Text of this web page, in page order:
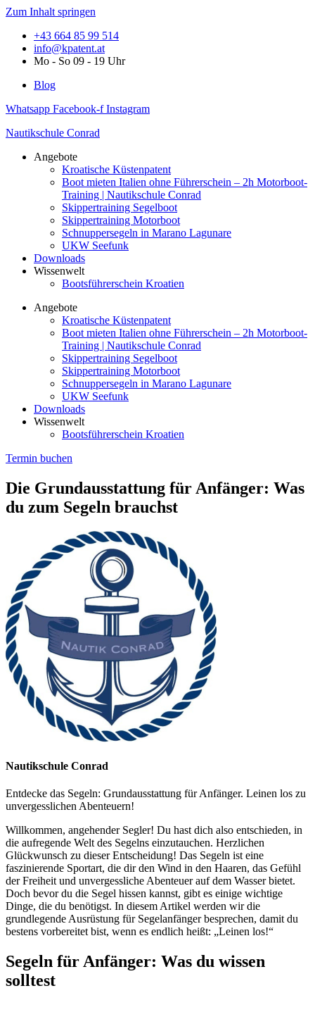
Zum Inhalt springen
+43 664 85 99 514
info@kpatent.at
Mo - So 09 - 19 Uhr
Blog
Whatsapp Facebook-f Instagram
Nautikschule Conrad
Angebote
Kroatische Küstenpatent
Boot mieten Italien ohne Führerschein – 2h Motorboot-
Training | Nautikschule Conrad
Skippertraining Segelboot
Skippertraining Motorboot
Schnuppersegeln in Marano Lagunare
UKW Seefunk
Downloads
Wissenwelt
Bootsführerschein Kroatien
Angebote
Kroatische Küstenpatent
Boot mieten Italien ohne Führerschein – 2h Motorboot-
Training | Nautikschule Conrad
Skippertraining Segelboot
Skippertraining Motorboot
Schnuppersegeln in Marano Lagunare
UKW Seefunk
Downloads
Wissenwelt
Bootsführerschein Kroatien
Termin buchen
Die Grundausstattung für Anfänger: Was
du zum Segeln brauchst
Nautikschule Conrad
Entdecke das Segeln: Grundausstattung für Anfänger. Leinen los zu
unvergesslichen Abenteuern!
Willkommen, angehender Segler! Du hast dich also entschieden, in
die aufregende Welt des Segelns einzutauchen. Herzlichen
Glückwunsch zu dieser Entscheidung! Das Segeln ist eine
faszinierende Sportart, die dir den Wind in den Haaren, das Gefühl
der Freiheit und unvergessliche Abenteuer auf dem Wasser bietet.
Doch bevor du die Segel hissen kannst, gibt es einige wichtige
Dinge, die du benötigst. In diesem Artikel werden wir die
grundlegende Ausrüstung für Segelanfänger besprechen, damit du
bestens vorbereitet bist, wenn es endlich heißt: „Leinen los!“
Segeln für Anfänger: Was du wissen
solltest